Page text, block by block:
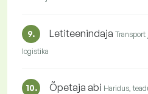
9. Letiteenindaja
logistika
10. Õpetaja abi Haridus,